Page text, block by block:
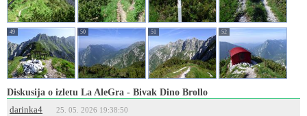
49 50 51 52
Diskusija o izletu La AleGra - Bivak Dino Brollo
darinka4
25. 05. 2026 19:38:50